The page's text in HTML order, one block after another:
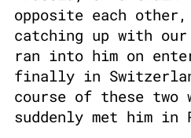
opposite each other,
catching up with
ran into him on
finally in
course of these two
suddenly met him in